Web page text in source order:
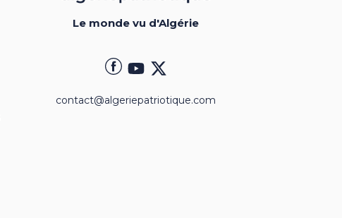
Le monde vu d'Algérie
contact@algeriepatriotique.com